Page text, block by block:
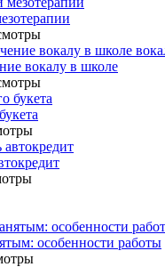
вокалу в школе
особенности работы